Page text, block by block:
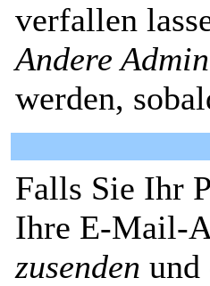
verfallen
Andere
werden,
Falls Sie Ihr
Ihre E-Mail-
zusenden und